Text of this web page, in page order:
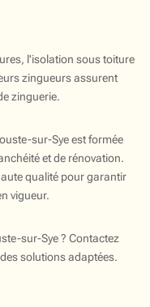
l'isolation sous toiture
zingueurs assurent
zinguerie.
sur-Sye est formée
et de rénovation.
qualité pour garantir
vigueur.
sur-Sye ? Contactez
solutions adaptées.